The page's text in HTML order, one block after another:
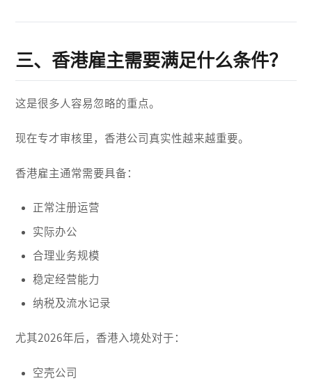
三、香港雇主需要满足什么条件？
这是很多人容易忽略的重点。
现在专才审核里，香港公司真实性越来越重要。
香港雇主通常需要具备：
正常注册运营
实际办公
合理业务规模
稳定经营能力
纳税及流水记录
尤其2026年后，香港入境处对于：
空壳公司